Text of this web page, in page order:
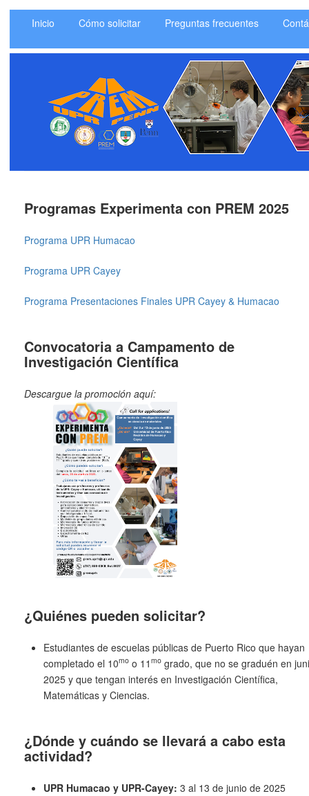
Inicio Cómo solicitar Preguntas frecuentes
Programas Experimenta con PREM 2025
Programa UPR Humacao
Programa UPR Cayey
Programa Presentaciones Finales UPR Cayey & Humacao
Convocatoria a Campamento de
Investigación Científica
Descargue la promoción aquí:
¿Quiénes pueden solicitar?
Estudiantes de escuelas públicas de Puerto Rico que hayan
completado el 10mo o 11 mo grado, que no se graduén en
2025 y que tengan interés en Investigación Científica,
Matemáticas y Ciencias.
¿Dónde y cuándo se llevará a cabo esta
actividad?
UPR Humacao y UPR-Cayey: 3 al 13 de junio de 2025